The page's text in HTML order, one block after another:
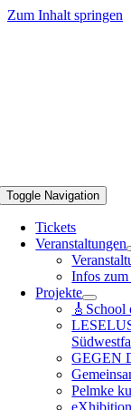
Zum Inhalt springen
Toggle Navigation
Tickets
Veranstaltungen
Infos
Projekte
🎸School
GEGEN
Pelmke